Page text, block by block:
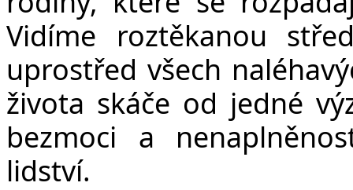
Vidíme roztěkanou
uprostřed všech
života skáče od jedné
bezmoci a
lidství.